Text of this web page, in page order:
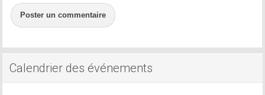
Poster un commentaire
Calendrier des événements